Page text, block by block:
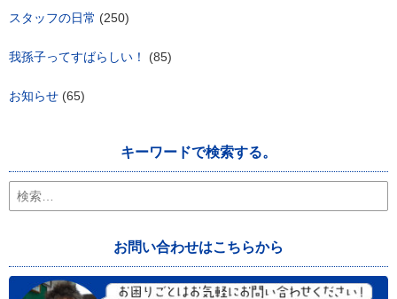
スタッフの日常 (250)
我孫子ってすばらしい！ (85)
お知らせ (65)
キーワードで検索する。
検
索:
お問い合わせはこちらから